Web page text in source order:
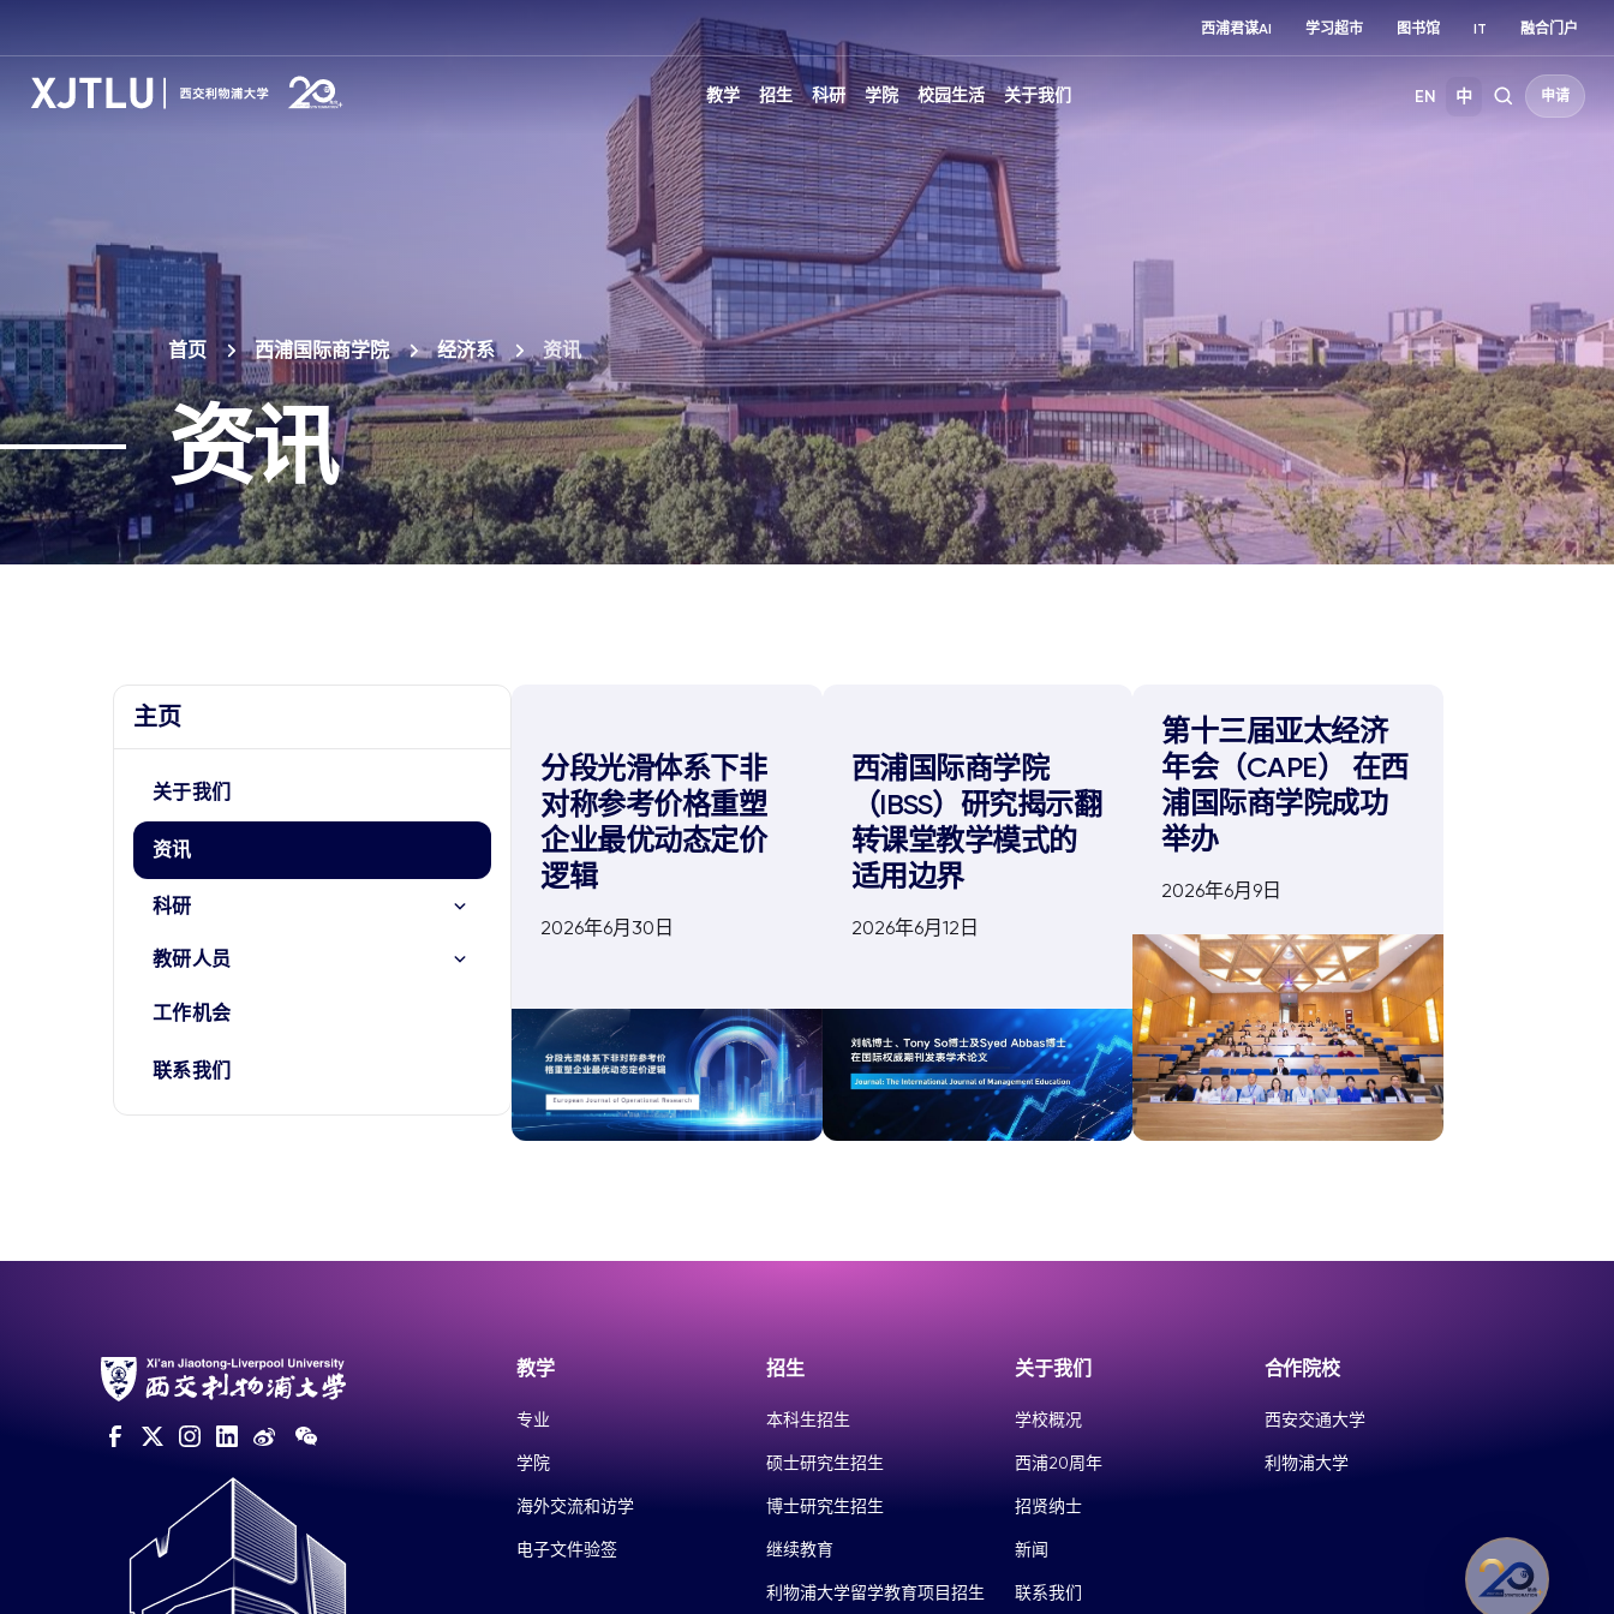
西浦君谋AI 学习超市 图书馆 IT 融合门户
教学 招生 科研 学院 校园生活 关于我们 EN 中 申请
首页 西浦国际商学院 经济系 资讯
资讯
主页
关于我们
资讯
科研
教研人员
工作机会
联系我们
分段光滑体系下非
对称参考价格重塑
企业最优动态定价
逻辑
2026年6月30日
西浦国际商学院
（IBSS）研究揭示翻
转课堂教学模式的
适用边界
2026年6月12日
第十三届亚太经济
年会（CAPE） 在西
浦国际商学院成功
举办
2026年6月9日
教学
专业
学院
海外交流和访学
电子文件验签
招生
本科生招生
硕士研究生招生
博士研究生招生
继续教育
利物浦大学留学教育项目招生
关于我们
学校概况
西浦20周年
招贤纳士
新闻
联系我们
合作院校
西安交通大学
利物浦大学